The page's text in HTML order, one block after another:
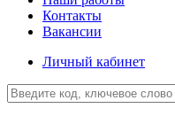
Контакты
Вакансии
Личный кабинет